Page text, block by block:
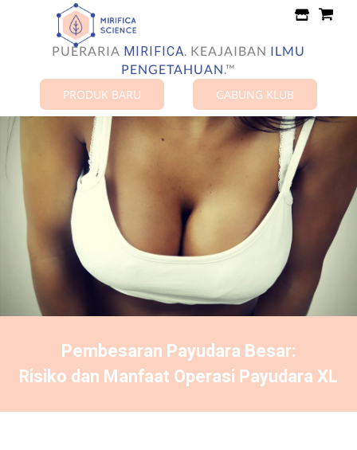
PUERARIA MIRIFICA KEAJAIBAN ILMU
PENGETAHUAN .™
PRODUK BARU
GABUNG KLUB
Pembesaran Payudara Besar:
Risiko dan Manfaat Operasi Payudara XL